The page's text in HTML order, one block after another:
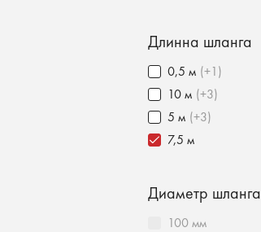
Длинна шланга
0,5 м (+1)
10 м (+3)
5 м (+3)
7,5 м
Диаметр шланга
100 мм